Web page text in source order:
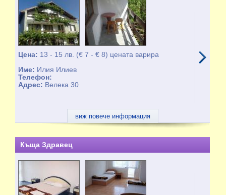
Цена: 13 - 15 лв. (€ 7 - € 8) цената варира
Име: Илия Илиев
Телефон:
Адрес: Велека 30
виж повече информация
Къща Здравец